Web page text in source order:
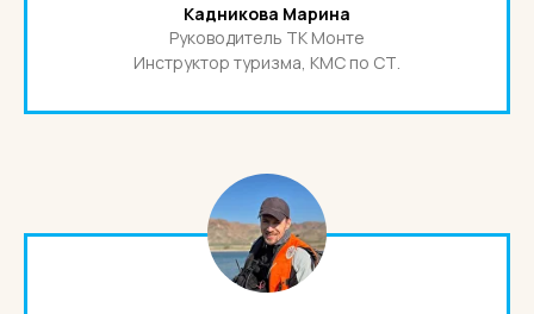
Кадникова Марина
Руководитель ТК Монте
Инструктор туризма, КМС по СТ.